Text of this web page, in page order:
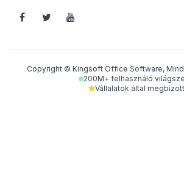
Copyright © Kingsoft Office Software,
200M+ felhasználó
Vállalatok által megbízott